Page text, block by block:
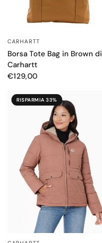
OCCHIATA VELOCE
CARHARTT
Borsa Tote Bag in Brown di
Carhartt
€129,00
RISPARMIA 33%